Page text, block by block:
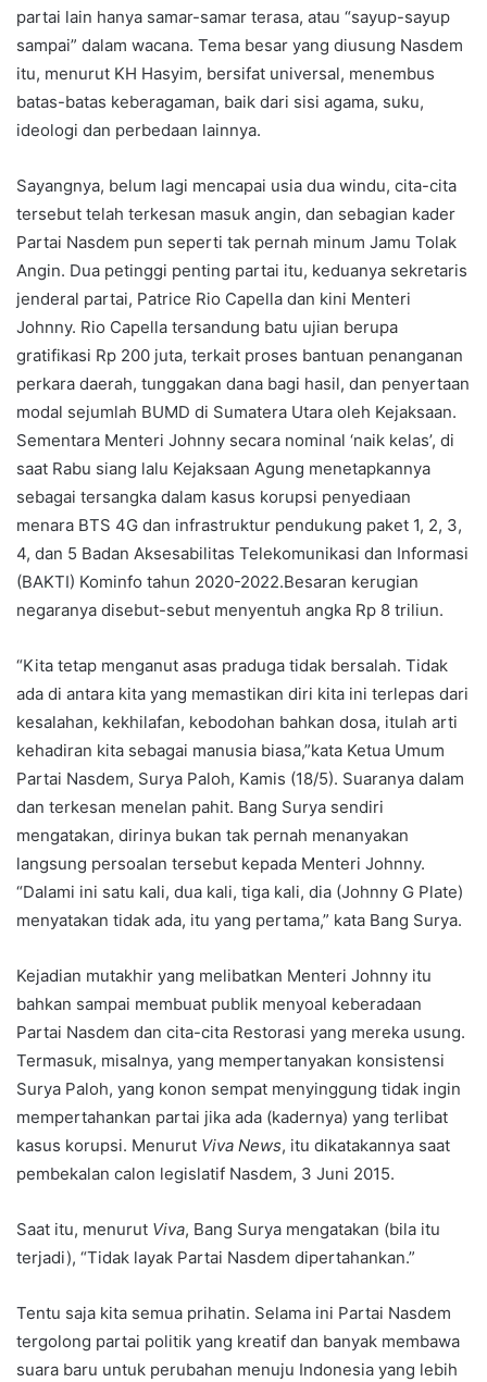
partai lain hanya samar-samar terasa, atau “sayup-sayup
sampai” dalam wacana. Tema besar yang diusung Nasdem
itu, menurut KH Hasyim, bersifat universal, menembus
batas-batas keberagaman, baik dari sisi agama, suku,
ideologi dan perbedaan lainnya.
Sayangnya, belum lagi mencapai usia dua windu, cita-cita
tersebut telah terkesan masuk angin, dan sebagian kader
Partai Nasdem pun seperti tak pernah minum Jamu Tolak
Angin. Dua petinggi penting partai itu, keduanya sekretaris
jenderal partai, Patrice Rio Capella dan kini Menteri
Johnny. Rio Capella tersandung batu ujian berupa
gratifikasi Rp 200 juta, terkait proses bantuan penanganan
perkara daerah, tunggakan dana bagi hasil, dan penyertaan
modal sejumlah BUMD di Sumatera Utara oleh Kejaksaan.
Sementara Menteri Johnny secara nominal ‘naik kelas’, di
saat Rabu siang lalu Kejaksaan Agung menetapkannya
sebagai tersangka dalam kasus korupsi penyediaan
menara BTS 4G dan infrastruktur pendukung paket 1, 2, 3,
4, dan 5 Badan Aksesabilitas Telekomunikasi dan Informasi
(BAKTI) Kominfo tahun 2020-2022.Besaran kerugian
negaranya disebut-sebut menyentuh angka Rp 8 triliun.
“Kita tetap menganut asas praduga tidak bersalah. Tidak
ada di antara kita yang memastikan diri kita ini terlepas dari
kesalahan, kekhilafan, kebodohan bahkan dosa, itulah arti
kehadiran kita sebagai manusia biasa,”kata Ketua Umum
Partai Nasdem, Surya Paloh, Kamis (18/5). Suaranya dalam
dan terkesan menelan pahit. Bang Surya sendiri
mengatakan, dirinya bukan tak pernah menanyakan
langsung persoalan tersebut kepada Menteri Johnny.
“Dalami ini satu kali, dua kali, tiga kali, dia (Johnny G Plate)
menyatakan tidak ada, itu yang pertama,” kata Bang Surya.
Kejadian mutakhir yang melibatkan Menteri Johnny itu
bahkan sampai membuat publik menyoal keberadaan
Partai Nasdem dan cita-cita Restorasi yang mereka usung.
Termasuk, misalnya, yang mempertanyakan konsistensi
Surya Paloh, yang konon sempat menyinggung tidak ingin
mempertahankan partai jika ada (kadernya) yang terlibat
kasus korupsi. Menurut Viva News, itu dikatakannya saat
pembekalan calon legislatif Nasdem, 3 Juni 2015.
Saat itu, menurut Viva, Bang Surya mengatakan (bila itu
terjadi), “Tidak layak Partai Nasdem dipertahankan.”
Tentu saja kita semua prihatin. Selama ini Partai Nasdem
tergolong partai politik yang kreatif dan banyak membawa
suara baru untuk perubahan menuju Indonesia yang lebih